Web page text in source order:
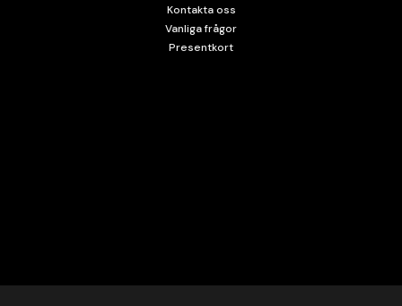
Kontakta oss
Vanliga frågor
Presentkort